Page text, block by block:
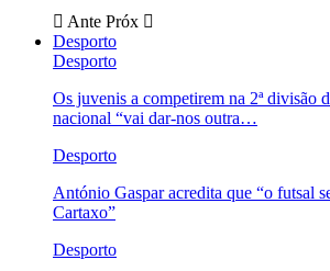
Ante Próx
Desporto
Desporto
Os juvenis a competirem na 2ª divisão
nacional “vai dar-nos outra…
Desporto
António Gaspar acredita que “o futsal
Cartaxo”
Desporto